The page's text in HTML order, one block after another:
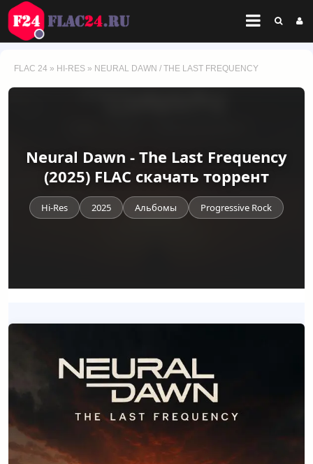
FLAC 24 » HI-RES » NEURAL DAWN / THE LAST FREQUENCY
Neural Dawn - The Last Frequency
(2025) FLAC скачать торрент
Hi-Res 2025 Альбомы Progressive Rock